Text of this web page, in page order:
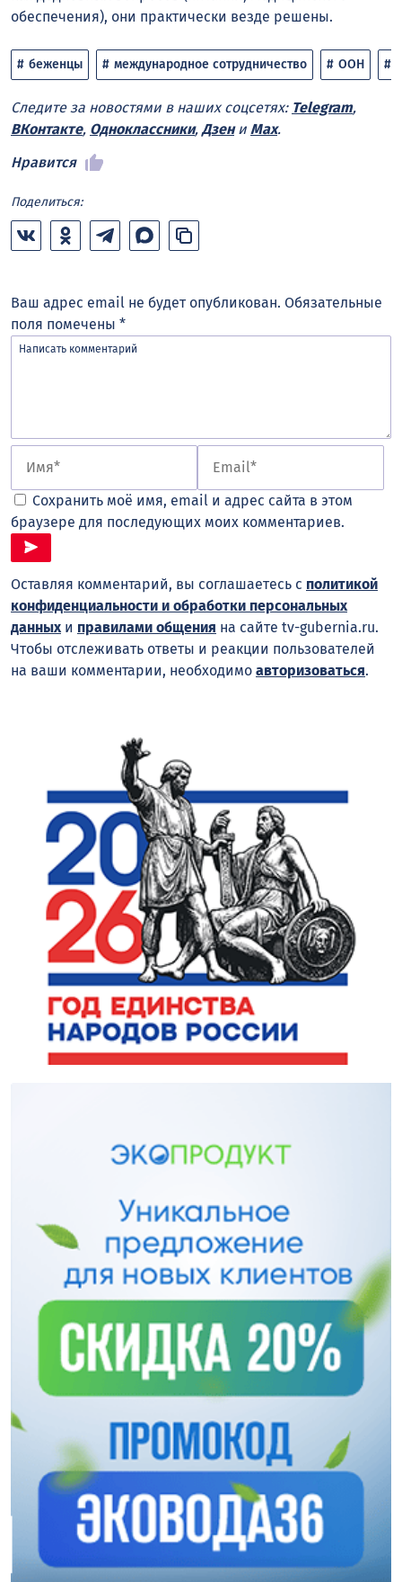
обеспечения), они практически везде решены.
беженцы международное сотрудничество ООН
Следите за новостями в наших соцсетях: Telegram,
ВКонтакте, Одноклассники, Дзени Max.
Нравится
Поделиться:
Ваш адрес email не будет опубликован. Обязательные
поля помечены *
Сохранить моё имя, email и адрес сайта в этом
браузере для последующих моих комментариев.
Оставляя комментарий, вы соглашаетесь с политикой
конфиденциальности и обработки персональных
данных и правилами общения на сайте tv-gubernia.ru.
Чтобы отслеживать ответы и реакции пользователей
на ваши комментарии, необходимо авторизоваться.